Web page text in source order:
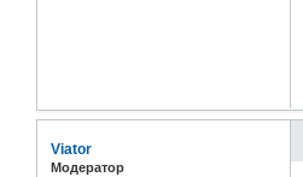
Viator
Модератор